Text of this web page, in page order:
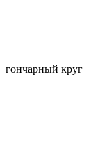
гончарный круг